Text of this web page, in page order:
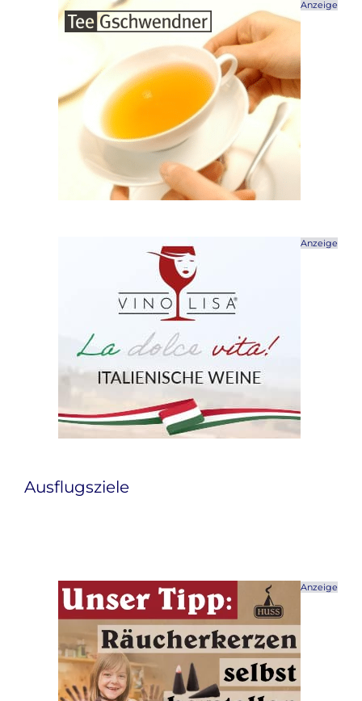
Anzeige
Anzeige
Ausflugsziele
Anzeige